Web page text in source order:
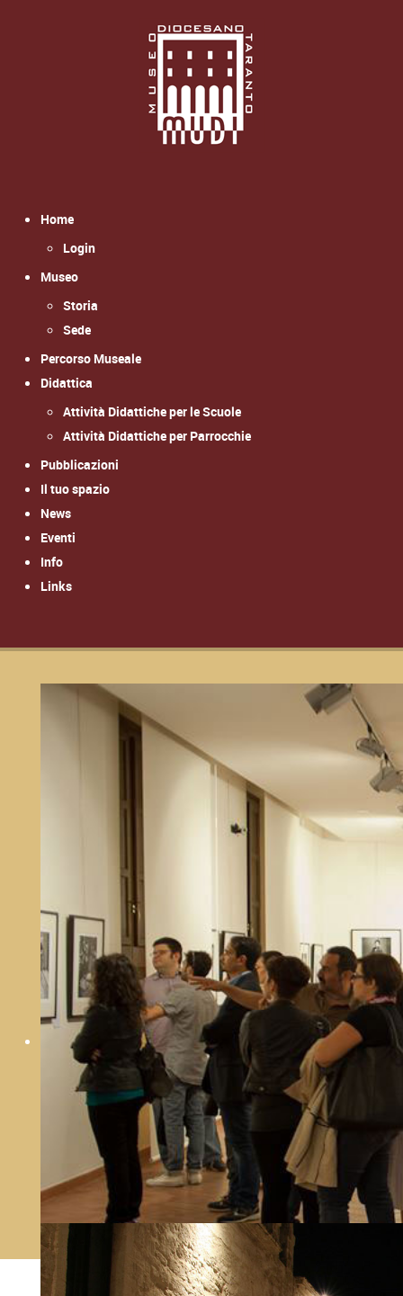
Home
Login
Museo
Storia
Sede
Percorso Museale
Didattica
Attività Didattiche per le Scuole
Attività Didattiche per Parrocchie
Pubblicazioni
Il tuo spazio
News
Eventi
Info
Links